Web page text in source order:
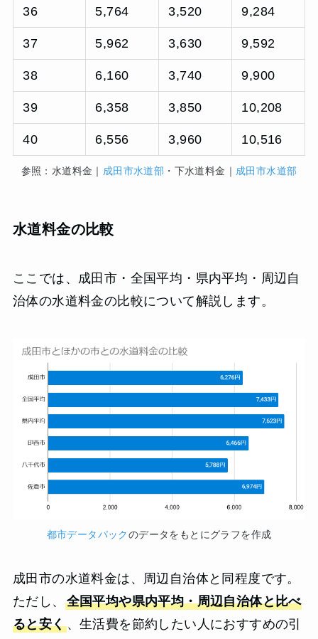
36 5,764 3,520 9,284
37 5,962 3,630 9,592
38 6,160 3,740 9,900
39 6,358 3,850 10,208
40 6,556 3,960 10,516
参照：水道料金｜ 成田市水道部 ・下水道料金｜ 成田市水道部
水道料金の比較
ここでは、成田市・全国平均・県内平均・周辺自
治体の水道料金の比較について解説します。
都市データパックのデータをもとにグラフを作成
成田市の水道料金は、周辺自治体と同程度です。
ただし、 全国平均や県内平均・周辺自治体と比べ
ると安く、生活費を節約したい人におすすめの引